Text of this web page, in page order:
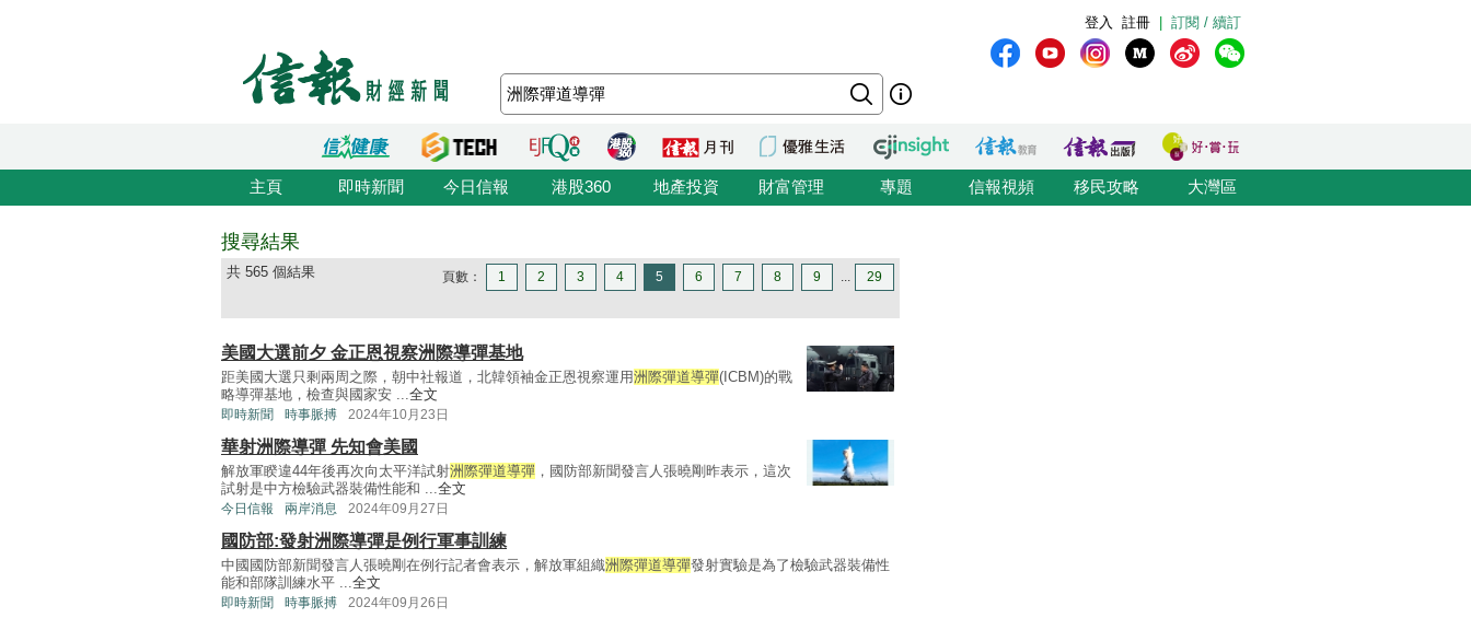
訂閱 / 續訂
註冊
登入
主頁 即時新聞 今日信報 港股360 地產投資 財富管理 專題 信報視頻 移民攻略 大灣區
搜尋結果
共 565 個結果 頁數： 1 2 3 4 5 6 7 8 9 ... 29
美國大選前夕 金正恩視察洲際導彈基地
距美國大選只剩兩周之際，朝中社報道，北韓領袖金正恩視察運用洲際彈道導彈(ICBM)的戰
略導彈基地，檢查與國家安 ...全文
即時新聞 時事脈搏 2024年10月23日
華射洲際導彈 先知會美國
解放軍睽違44年後再次向太平洋試射洲際彈道導彈 ，國防部新聞發言人張曉剛昨表示，這次
試射是中方檢驗武器裝備性能和 ...全文
今日信報 兩岸消息 2024年09月27日
國防部:發射洲際導彈是例行軍事訓練
中國國防部新聞發言人張曉剛在例行記者會表示，解放軍組織洲際彈道導彈發射實驗是為了檢驗武器裝備性
能和部隊訓練水平 ...全文
即時新聞 時事脈搏 2024年09月26日